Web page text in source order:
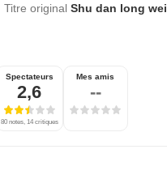
Titre originalShu dan long wei
Spectateurs
2,6
80 notes, 14 critiques
Mes amis
--